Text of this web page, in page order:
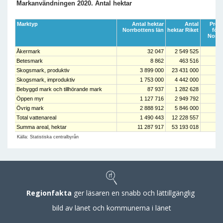
Markanvändningen 2020. Antal hektar
Marktyp
Antal hektar
Norrbottens län
Antal
hektar Riket
Åkermark 32 047
2 549 525
Betesmark
8 862
463 516
Skogsmark, produktiv
3 899 000
23 431 000
Skogsmark, improduktiv
1 753 000
4 442 000
Bebyggd mark och tillhörande mark
87 937
1 282 628
Öppen myr
1 127 716
2 949 792
Övrig mark
2 888 912
5 846 000
Total vattenareal
1 490 443
12 228 557
Summa areal, hektar
11 287 917 53 193 018
Källa: Statistiska centralbyrån
Regionfakta ger läsaren en snabb och lättillgänglig
bild av länet och kommunerna i länet